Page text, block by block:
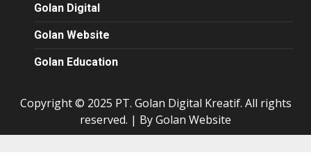
Golan Digital
Golan Website
Golan Education
Copyright © 2025 PT. Golan Digital Kreatif. All rights
reserved. | By Golan Website